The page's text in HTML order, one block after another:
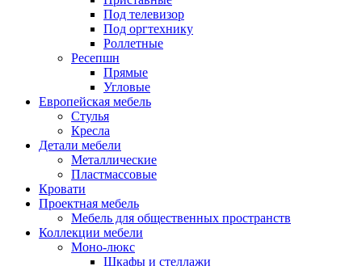
Под телевизор
Под оргтехнику
Роллетные
Ресепшн
Прямые
Угловые
Европейская мебель
Стулья
Кресла
Детали мебели
Металлические
Пластмассовые
Кровати
Проектная мебель
Мебель для общественных пространств
Коллекции мебели
Моно-люкс
Шкафы и стеллажи